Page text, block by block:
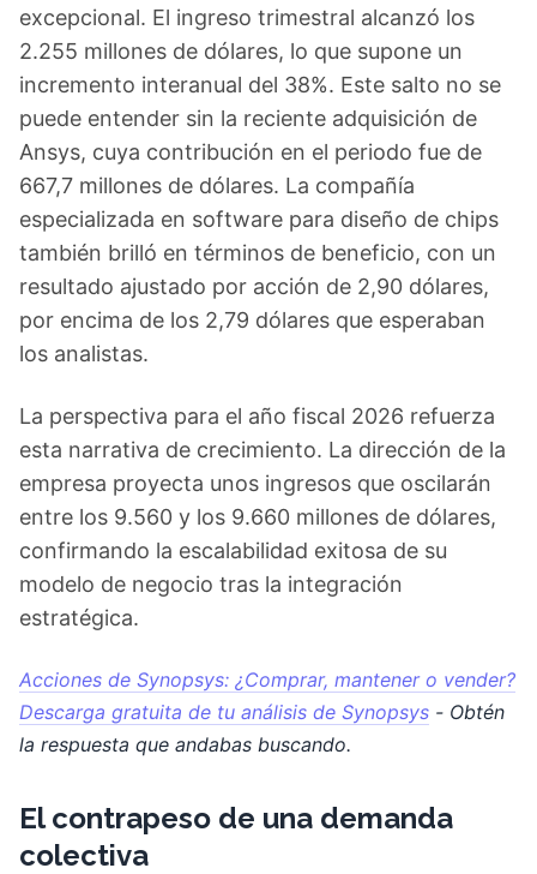
excepcional. El ingreso trimestral alcanzó los
2.255 millones de dólares, lo que supone un
incremento interanual del 38%. Este salto no se
puede entender sin la reciente adquisición de
Ansys, cuya contribución en el periodo fue de
667,7 millones de dólares. La compañía
especializada en software para diseño de chips
también brilló en términos de beneficio, con un
resultado ajustado por acción de 2,90 dólares,
por encima de los 2,79 dólares que esperaban
los analistas.
La perspectiva para el año fiscal 2026 refuerza
esta narrativa de crecimiento. La dirección de la
empresa proyecta unos ingresos que oscilarán
entre los 9.560 y los 9.660 millones de dólares,
confirmando la escalabilidad exitosa de su
modelo de negocio tras la integración
estratégica.
Acciones de Synopsys: ¿Comprar, mantener o vender?
Descarga gratuita de tu análisis de Synopsys - Obtén
la respuesta que andabas buscando.
El contrapeso de una demanda
colectiva